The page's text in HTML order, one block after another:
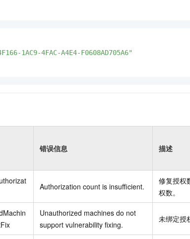
1AC9-4FAC-A4E4-F0608AD705A6"
错误信息 描述
Authorization count is insufficient.
修复授权
权数。
Unauthorized machines do not
support vulnerability fixing.
未绑定授